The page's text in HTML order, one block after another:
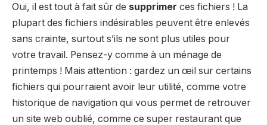
Oui, il est tout à fait sûr de supprimer ces fichiers ! La
plupart des fichiers indésirables peuvent être enlevés
sans crainte, surtout s’ils ne sont plus utiles pour
votre travail. Pensez-y comme à un ménage de
printemps ! Mais attention : gardez un œil sur certains
fichiers qui pourraient avoir leur utilité, comme votre
historique de navigation qui vous permet de retrouver
un site web oublié, comme ce super restaurant que